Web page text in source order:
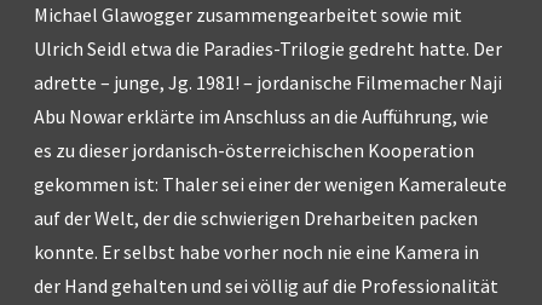
Michael Glawogger zusammengearbeitet sowie mit
Ulrich Seidl etwa die Paradies-Trilogie gedreht hatte. Der
adrette – junge, Jg. 1981! – jordanische Filmemacher Naji
Abu Nowar erklärte im Anschluss an die Aufführung, wie
es zu dieser jordanisch-österreichischen Kooperation
gekommen ist: Thaler sei einer der wenigen Kameraleute
auf der Welt, der die schwierigen Dreharbeiten packen
konnte. Er selbst habe vorher noch nie eine Kamera in
der Hand gehalten und sei völlig auf die Professionalität